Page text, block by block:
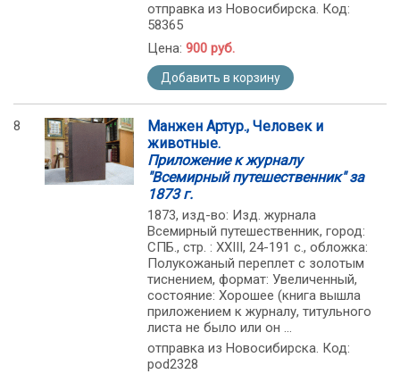
отправка из Новосибирска. Код:
58365
Цена: 900 руб.
Добавить в корзину
8
Манжен Артур., Человек и
животные.
Приложение к журналу
"Всемирный путешественник" за
1873 г.
1873, изд-во: Изд. журнала
Всемирный путешественник, город:
СПБ., стр. : XXIII, 24-191 с., обложка:
Полукожаный переплет с золотым
тиснением, формат: Увеличенный,
состояние: Хорошее (книга вышла
приложением к журналу, титульного
листа не было или он ...
отправка из Новосибирска. Код:
pod2328